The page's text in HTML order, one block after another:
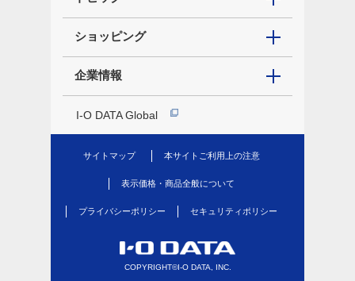
ショッピング
企業情報
I-O DATA Global
サイトマップ 本サイトご利用上の注意
表示価格・商品全般について
プライバシーポリシー セキュリティポリシー
COPYRIGHT©I-O DATA, INC.